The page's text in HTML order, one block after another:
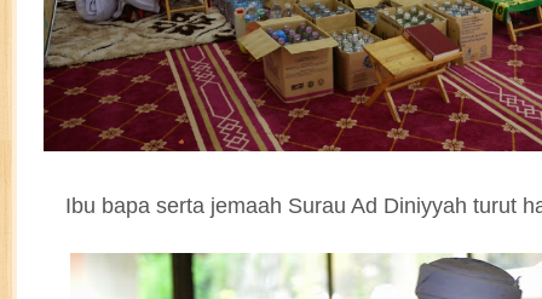
Ibu bapa serta jemaah Surau Ad Diniyyah turut